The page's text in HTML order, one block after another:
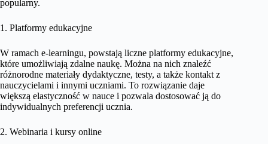
popularny.
1. Platformy edukacyjne
W ramach e-learningu, powstają liczne platformy edukacyjne,
które umożliwiają zdalne naukę. Można na nich znaleźć
różnorodne materiały dydaktyczne, testy, a także kontakt z
nauczycielami i innymi uczniami. To rozwiązanie daje
większą elastyczność w nauce i pozwala dostosować ją do
indywidualnych preferencji ucznia.
2. Webinaria i kursy online